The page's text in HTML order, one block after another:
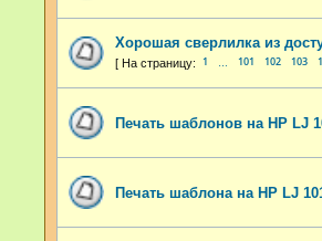
Хорошая сверлилка из
1 101 102 103
Печать шаблонов на HP LJ
Печать шаблона на HP LJ